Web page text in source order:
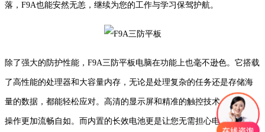
落，F9A也能安然无恙，继续为您的工作与学习保驾护航。
除了强大的防护性能，F9A三防平板电脑在功能上也毫不逊色。它搭载
了高性能的处理器和大容量内存，无论是处理复杂的任务还是存储海
量的数据，都能轻松应对。高清的显示屏和精准的触控技术，让您的
操作更加流畅自如。而内置的长效电池更是让您无需担心电量问题，